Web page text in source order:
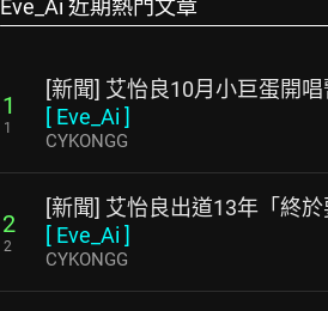
Eve_Ai 近期熱門文章
1
1
[新聞] 艾怡良10月小巨蛋開
[ Eve_Ai ]
CYKONGG
2
2
[新聞] 艾怡良出道13年「終
[ Eve_Ai ]
CYKONGG